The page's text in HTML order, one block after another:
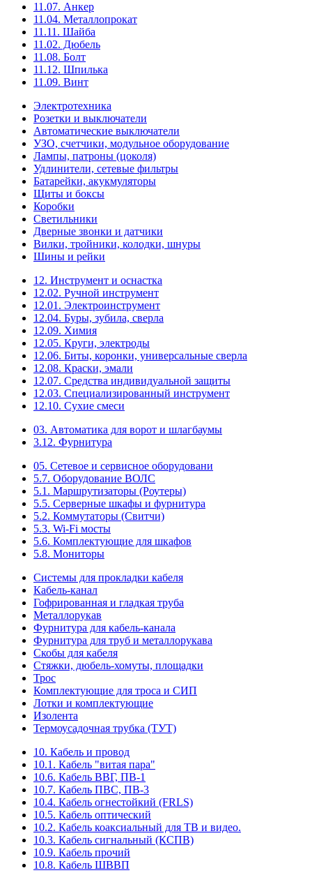
11.07. Анкер
11.04. Металлопрокат
11.11. Шайба
11.02. Дюбель
11.08. Болт
11.12. Шпилька
11.09. Винт
Электротехника
Розетки и выключатели
Автоматические выключатели
УЗО, счетчики, модульное оборудование
Лампы, патроны (цоколя)
Удлинители, сетевые фильтры
Батарейки, акукмуляторы
Щиты и боксы
Коробки
Светильники
Дверные звонки и датчики
Вилки, тройники, колодки, шнуры
Шины и рейки
12. Инструмент и оснастка
12.02. Ручной инструмент
12.01. Электроинструмент
12.04. Буры, зубила, сверла
12.09. Химия
12.05. Круги, электроды
12.06. Биты, коронки, универсальные сверла
12.08. Краски, эмали
12.07. Средства индивидуальной защиты
12.03. Специализированный инструмент
12.10. Сухие смеси
03. Автоматика для ворот и шлагбаумы
3.12. Фурнитура
05. Сетевое и сервисное оборудовани
5.7. Оборудование ВОЛС
5.1. Маршрутизаторы (Роутеры)
5.5. Серверные шкафы и фурнитура
5.2. Коммутаторы (Свитчи)
5.3. Wi-Fi мосты
5.6. Комплектующие для шкафов
5.8. Мониторы
Системы для прокладки кабеля
Кабель-канал
Гофрированная и гладкая труба
Металлорукав
Фурнитура для кабель-канала
Фурнитура для труб и металлорукава
Скобы для кабеля
Стяжки, дюбель-хомуты, площадки
Трос
Комплектующие для троса и СИП
Лотки и комплектующие
Изолента
Термоусадочная трубка (ТУТ)
10. Кабель и провод
10.1. Кабель "витая пара"
10.6. Кабель ВВГ, ПВ-1
10.7. Кабель ПВС, ПВ-3
10.4. Кабель огнестойкий (FRLS)
10.5. Кабель оптический
10.2. Кабель коаксиальный для ТВ и видео.
10.3. Кабель сигнальный (КСПВ)
10.9. Кабель прочий
10.8. Кабель ШВВП